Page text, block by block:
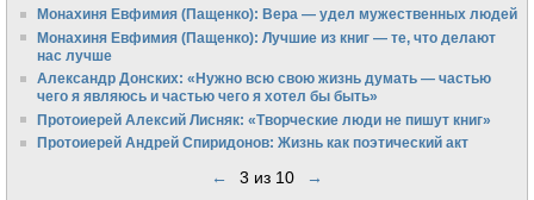
Монахиня Евфимия (Пащенко): Вера — удел мужественных людей
Монахиня Евфимия (Пащенко): Лучшие из книг — те, что делают
нас лучше
Александр Донских: «Нужно всю свою жизнь думать — частью
чего я являюсь и частью чего я хотел бы быть»
Протоиерей Алексий Лисняк: «Творческие люди не пишут книг»
Протоиерей Андрей Спиридонов: Жизнь как поэтический акт
← 3 из 10 →